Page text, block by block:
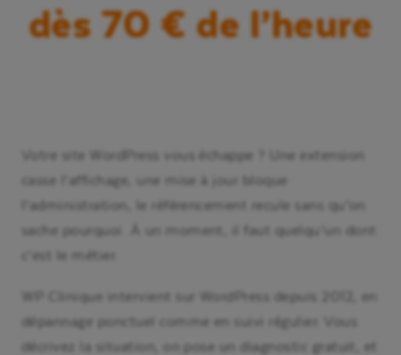
dès 70 € de l’heure
Votre site WordPress vous échappe ? Une extension
casse l’affichage, une mise à jour bloque
l’administration, le référencement recule sans qu’on
sache pourquoi. À un moment, il faut quelqu’un dont
c’est le métier.
WP Clinique intervient sur WordPress depuis 2012, en
dépannage ponctuel comme en suivi régulier. Vous
décrivez la situation, on pose un diagnostic gratuit, et